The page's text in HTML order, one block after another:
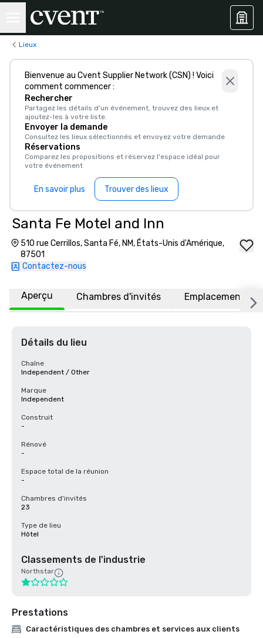
Lieux
Bienvenue au Cvent Supplier Network (CSN) ! Voici
comment commencer :
Rechercher
Partagez les détails d'un événement, trouvez des lieux et
ajoutez-les à votre liste.
Envoyer la demande
Consultez les lieux sélectionnés et envoyez votre demande
Réservations
Comparez les propositions et réservez l'espace idéal pour
votre événement
En savoir plus Trouver des lieux
Santa Fe Motel and Inn
510 rue Cerrillos, Santa Fé, NM, États-Unis d'Amérique,
87501
Contactez-nous
Aperçu Chambres d'invités Emplacement
Détails du lieu
Chaîne
Independent / Other
Marque
Independent
Construit
-
Rénové
-
Espace total de la réunion
-
Chambres d'invités
23
Type de lieu
Hôtel
Classements de l'industrie
Northstar
Prestations
Caractéristiques des chambres et services aux clients